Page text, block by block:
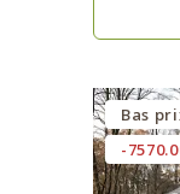
Bas
-